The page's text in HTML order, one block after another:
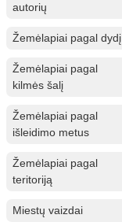
autorių
Žemėlapiai pagal dydį
Žemėlapiai pagal
kilmės šalį
Žemėlapiai pagal
išleidimo metus
Žemėlapiai pagal
teritoriją
Miestų vaizdai